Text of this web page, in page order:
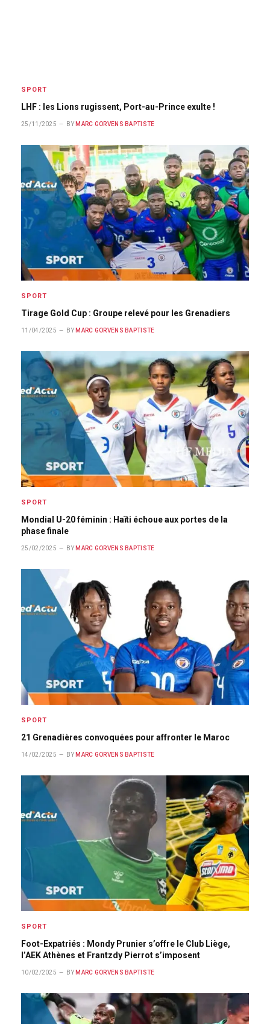
SPORT
LHF : les Lions rugissent, Port-au-Prince exulte !
25/11/2025 BY MARC GORVENS BAPTISTE
SPORT
Tirage Gold Cup : Groupe relevé pour les Grenadiers
11/04/2025 BY MARC GORVENS BAPTISTE
SPORT
Mondial U-20 féminin : Haïti échoue aux portes de la
phase finale
25/02/2025 BY MARC GORVENS BAPTISTE
SPORT
21 Grenadières convoquées pour affronter le Maroc
14/02/2025 BY MARC GORVENS BAPTISTE
SPORT
Foot-Expatriés : Mondy Prunier s’offre le Club Liège,
l’AEK Athènes et Frantzdy Pierrot s’imposent
10/02/2025 BY MARC GORVENS BAPTISTE